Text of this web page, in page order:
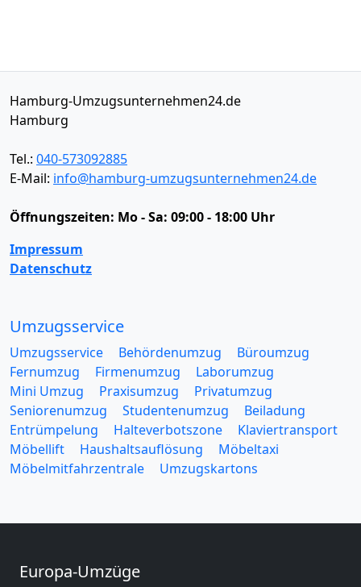
Hamburg-Umzugsunternehmen24.de
Hamburg
Tel.: 040-573092885
E-Mail: info@hamburg-umzugsunternehmen24.de
Öffnungszeiten: Mo - Sa: 09:00 - 18:00 Uhr
Impressum
Datenschutz
Umzugsservice
Umzugsservice Behördenumzug
Büroumzug
Fernumzug
Firmenumzug
Laborumzug
Mini Umzug
Praxisumzug
Privatumzug
Seniorenumzug
Studentenumzug
Beiladung
Entrümpelung
Halteverbotszone
Klaviertransport
Möbellift
Haushaltsauflösung
Möbeltaxi
Möbelmitfahrzentrale
Umzugskartons
Europa-Umzüge